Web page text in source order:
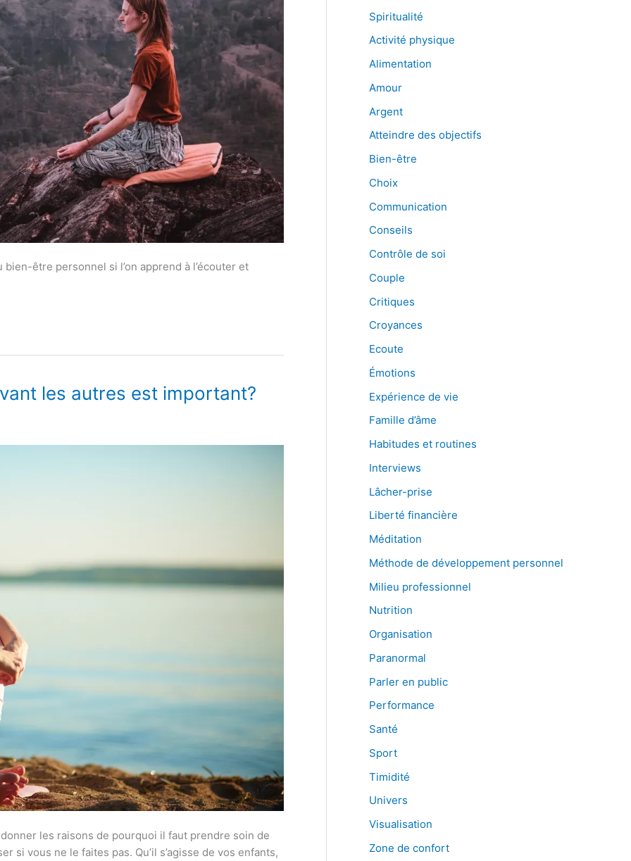
être personnel si l’on apprend à l’écouter et
les autres est important?
les raisons de pourquoi il faut prendre soin de
si vous ne le faites pas. Qu’il s’agisse de vos enfants,
Spiritualité
Activité physique
Alimentation
Amour
Argent
Atteindre des objectifs
Bien-être
Choix
Communication
Conseils
Contrôle de soi
Couple
Critiques
Croyances
Ecoute
Émotions
Expérience de vie
Famille d’âme
Habitudes et routines
Interviews
Lâcher-prise
Liberté financière
Méditation
Méthode de développement personnel
Milieu professionnel
Nutrition
Organisation
Paranormal
Parler en public
Performance
Santé
Sport
Timidité
Univers
Visualisation
Zone de confort